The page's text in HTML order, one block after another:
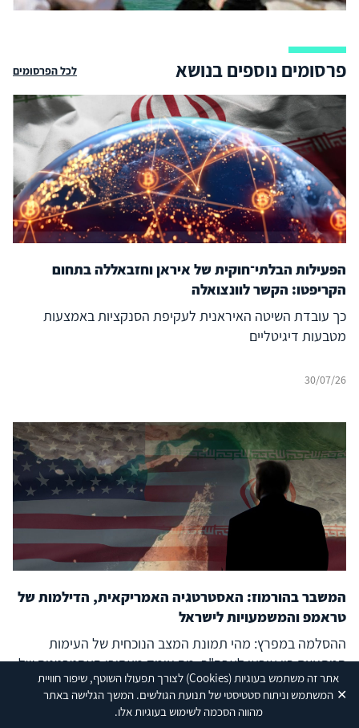
אתר זה משתמש בעוגיות(Cookies) לצורך תפעולו השוטף, שיפור חוויית
המשתמש וניתוח סטטיסטי של תנועת הגולשים. המשך הגלישה באתר
מהווה הסכמה לשימוש בעוגיות אלו.
✕
פרסומים נוספים בנושא לכל הפרסומים
הפעילות הבלתי־חוקית של איראן וחזבאללה בתחום
הקריפטו: הקשר לוונצואלה
כך עובדת השיטה האיראנית לעקיפת הסנקציות באמצעות
מטבעות דיגיטליים
30/07/26
המשבר בהורמוז: האסטרטגיה האמריקאית, הדילמות של
טראמפ והמשמעויות לישראל
ההסלמה במפרץ: מהי תמונת המצב הנוכחית של העימות
המתעצם בין איראן לארה"ב, מה עומד מאחורי האסטרטגיה של
טראמפ – וכיצד צריכה לנהוג ישראל כל עוד היא נותרת מחוץ
לעימות?